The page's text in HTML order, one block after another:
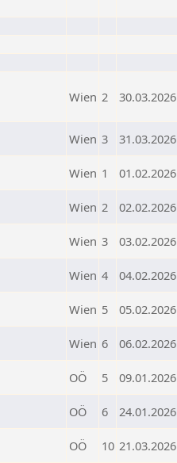
Wien 2 30.03.2026
Wien 3 31.03.2026
Wien 1 01.02.2026
Wien 2 02.02.2026
Wien 3 03.02.2026
Wien 4 04.02.2026
Wien 5 05.02.2026
Wien 6 06.02.2026
OÖ 5 09.01.2026
OÖ 6 24.01.2026
OÖ 10 21.03.2026